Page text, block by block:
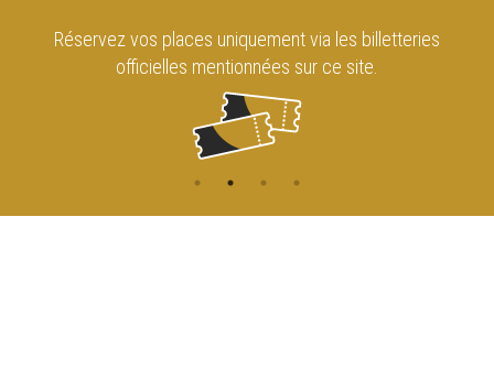
Réservez vos places uniquement via les billetteries
officielles mentionnées sur ce site.